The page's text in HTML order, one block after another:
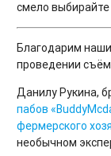
смело выбирайте
Благодарим
проведении
Данилу Рукина,
пабов
фермерского
необычном